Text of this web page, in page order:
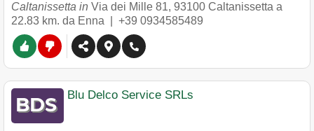
Caltanissetta in Via dei Mille 81, 93100 Caltanissetta a
22.83 km. da Enna | +39 0934585489
Blu Delco Service SRLs